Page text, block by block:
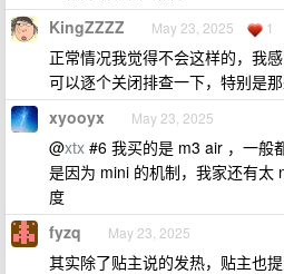
KingZZZZ May 23, 2025 1
正常情况我觉得不会这样的，我
可以逐个关闭排查一下，特别是那
xyooyx May 23, 2025
@xtx #6 我买的是 m3 air ，一般
是因为 mini 的机制，我家还有太
度
fyzq May 23, 2025
其实除了贴主说的发热，贴主也